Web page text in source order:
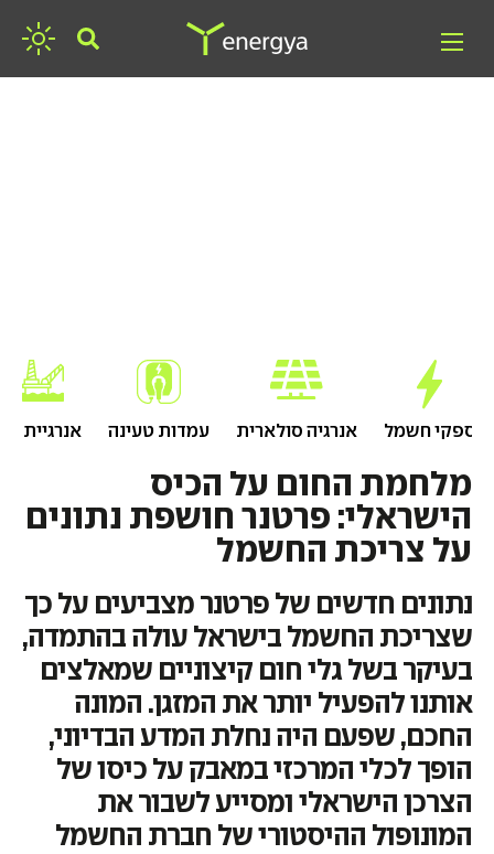
ספקי חשמל אנרגיה סולארית עמדות טעינה אנרגיית גז
מלחמת החום על הכיס
הישראלי: פרטנר חושפת נתונים
על צריכת החשמל
נתונים חדשים של פרטנר מצביעים על כך
שצריכת החשמל בישראל עולה בהתמדה,
בעיקר בשל גלי חום קיצוניים שמאלצים
אותנו להפעיל יותר את המזגן. המונה
החכם, שפעם היה נחלת המדע הבדיוני,
הופך לכלי המרכזי במאבק על כיסו של
הצרכן הישראלי ומסייע לשבור את
המונופול ההיסטורי של חברת החשמל